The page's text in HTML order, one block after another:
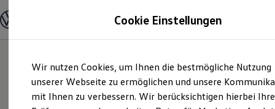
Hauptinhalt
springen
Footer
springen
Modelle und Konfigurator
Modelle vergleichen
Elektroautos
ENERGY Sondermodelle
Nutzfahrzeuge
SUV und CUV
Cookie Einstellungen
Wir nutzen Cookies, um Ihnen die bestmögliche Nutzung
unserer Webseite zu ermöglichen und unsere
mit Ihnen zu verbessern. Wir berücksichtigen hierbei Ihre